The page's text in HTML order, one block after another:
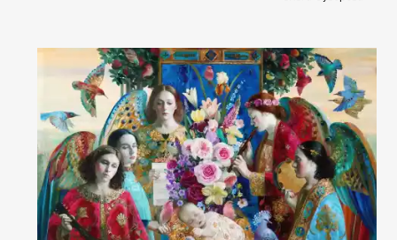
сказочного мира, а реалистичные живописные приемы
напоминают голландские и фламандские натюрморты XVII века.
Изображения птиц и цветочные мотивы в картинах Ольги
Суворовой несут не только декоративную функцию, но и трактуются
художником символически, а также воспринимаются как
божественные творения. Мягкость созвучных тонов, внимание к
деталям, изящество образов и совершенство технического
мастерства делают произведения Ольги Суворовой
вневременными.